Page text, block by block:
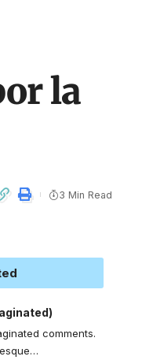
la
3 Min Read
comments.
…